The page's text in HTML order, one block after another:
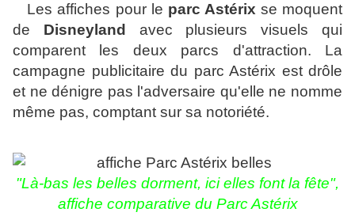
Les affiches pour le parc Astérix se moquent
de Disneyland
avec plusieurs visuels qui
comparent les deux parcs d'attraction. La
campagne publicitaire du parc Astérix est drôle
et ne dénigre pas l'adversaire qu'elle ne nomme
même pas, comptant sur sa notoriété.
"Là-bas les belles dorment, ici elles font la fête",
affiche comparative du Parc Astérix